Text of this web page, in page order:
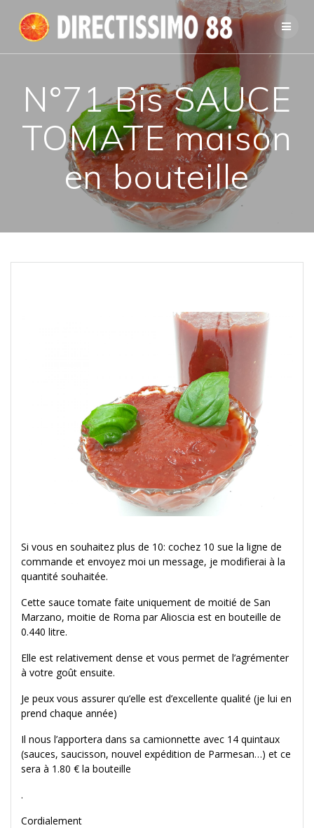
Passer
au
contenu
N°71 Bis SAUCE
TOMATE maison
en bouteille
Si vous en souhaitez plus de 10: cochez 10 sue la ligne de
commande et envoyez moi un message, je modifierai à la
quantité souhaitée.
Cette sauce tomate faite uniquement de moitié de San
Marzano, moitie de Roma par Alioscia est en bouteille de
0.440 litre.
Elle est relativement dense et vous permet de l’agrémenter
à votre goût ensuite.
Je peux vous assurer qu’elle est d’excellente qualité (je lui en
prend chaque année)
Il nous l’apportera dans sa camionnette avec 14 quintaux
(sauces, saucisson, nouvel expédition de Parmesan…) et ce
sera à 1.80 € la bouteille
.
Cordialement